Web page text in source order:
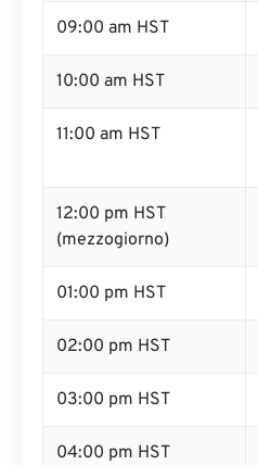
09:00 am HST
10:00 am HST
11:00 am HST
12:00 pm HST
(mezzogiorno)
01:00 pm HST
02:00 pm HST
03:00 pm HST
04:00 pm HST